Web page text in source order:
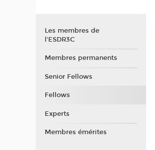
Les membres de
l'ESDR3C
Membres permanents
Senior Fellows
Fellows
Experts
Membres émérites